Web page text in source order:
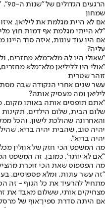
שמחון
אם לא היית מגלמת את ליליאן,
"לא הייתי מגלמת אף דמות חוץ
אם היו עוד עונות, איזה סוד היינו
עליה?
"שאולי היו לה מלא־מלא מחזרים,
"אולי היו לליליאן מלא־מלא
זוהר שטרית
עשר שנים אחרי הנקודה שבה
ליליאן ומה מעסיק אותה?
"אתם תופסים אותה באותו מקום.
שלום הבית, שלום הילדים,
והאחרונה שהולכת לישון, והכל
יהיה טוב, שהבית יהיה בריא,
יהיה בריא".
מה המשפט הכי חזק של אוולין מכל
"'אם לא יותר', כמובן. זה המשפט
מה הפספוס שאת הכי זוכרת
"זה עשר עונות, ומלא פספוסים.
מתחיל להרעיד את כל הגוף - זה
מצחיקים אותי, ששלום מאבד את
אם היתה סדרת ספין־אוף של